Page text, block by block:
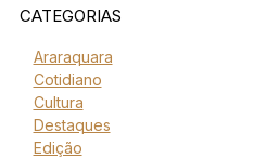
CATEGORIAS
Araraquara
Cotidiano
Cultura
Destaques
Edição